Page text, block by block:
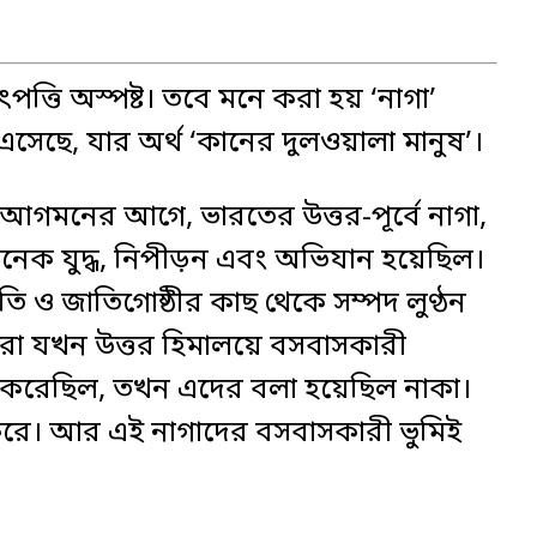
অস্পষ্ট। তবে মনে করা হয় ‘নাগা’
যার অর্থ ‘কানের দুলওয়ালা মানুষ’।
আগে, ভারতের উত্তর-পূর্বে নাগা,
যুদ্ধ, নিপীড়ন এবং অভিযান হয়েছিল।
ও জাতিগোষ্ঠীর কাছ থেকে সম্পদ লুণ্ঠন
যখন উত্তর হিমালয়ে বসবাসকারী
তখন এদের বলা হয়েছিল নাকা।
আর এই নাগাদের বসবাসকারী ভুমিই